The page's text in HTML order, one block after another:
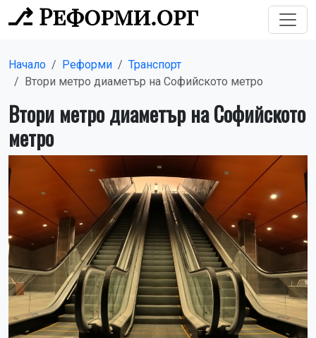
Начало Реформи
Транспорт
Втори метро диаметър на Софийското метро
Втори метро диаметър на Софийското
метро